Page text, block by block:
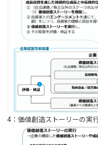
4：価値創造ストーリーの実